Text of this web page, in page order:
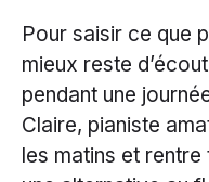
Pour saisir ce que
mieux reste
pendant une
Claire, pianiste
les matins et